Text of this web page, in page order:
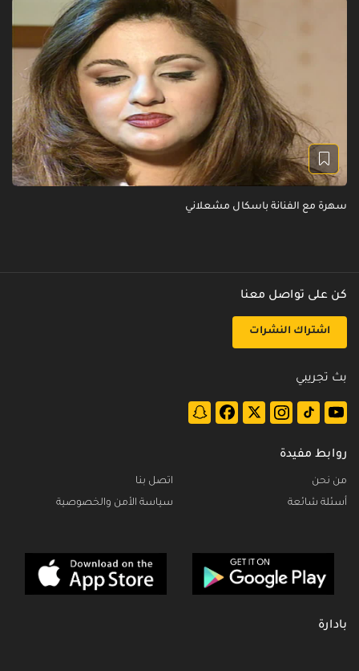
سهرة مع الفنانة باسكال مشعلاني
كن على تواصل معنا
اشتراك النشرات
بث تجريبي
روابط مفيدة
من نحن
أسئلة شائعة
اتصل بنا
سياسة الأمن والخصوصية
بادارة